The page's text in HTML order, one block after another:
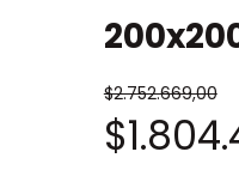
$2.752.669,00